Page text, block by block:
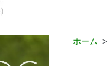
ホーム >